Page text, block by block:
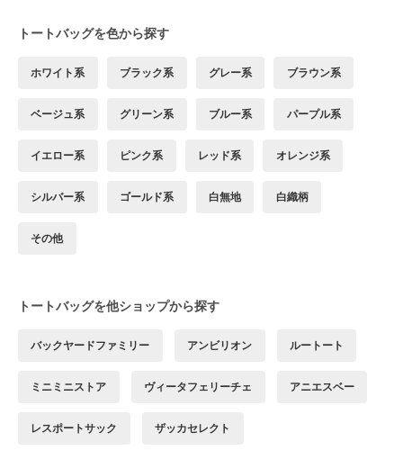
トートバッグを色から探す
ホワイト系 ブラック系 グレー系 ブラウン系
ベージュ系 グリーン系 ブルー系 パープル系
イエロー系 ピンク系 レッド系 オレンジ系
シルバー系 ゴールド系 白無地 白織柄
その他
トートバッグを他ショップから探す
バックヤードファミリー アンビリオン ルートート
ミニミニストア ヴィータフェリーチェ アニエスベー
レスポートサック ザッカセレクト